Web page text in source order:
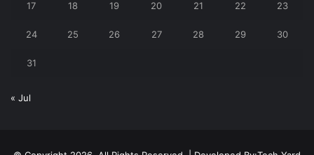
17 18 19 20 21 22 23
24 25 26 27 28 29 30
31
« Jul